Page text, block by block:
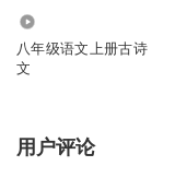
八年级语文上册古诗
文
用户评论